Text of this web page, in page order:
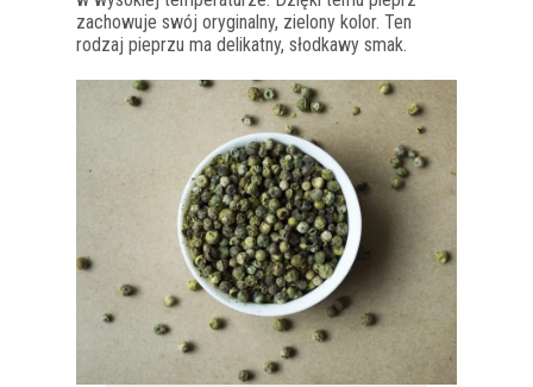
zachowuje swój oryginalny, zielony kolor. Ten
rodzaj pieprzu ma delikatny, słodkawy smak.